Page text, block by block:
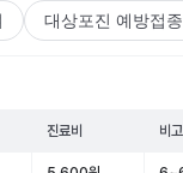
대상포진 예방접종
진료비 비고